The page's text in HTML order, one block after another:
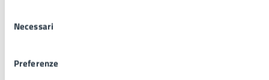
delNecessari
Preferenze